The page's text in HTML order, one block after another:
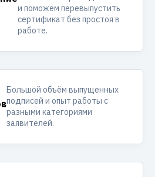
и поможем перевыпустить
сертификат без простоя в
работе.
Большой объём выпущенных
подписей и опыт работы с
разными категориями
заявителей.